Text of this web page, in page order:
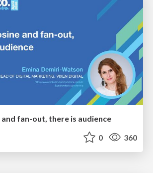
fan-out, there is audience
0 360